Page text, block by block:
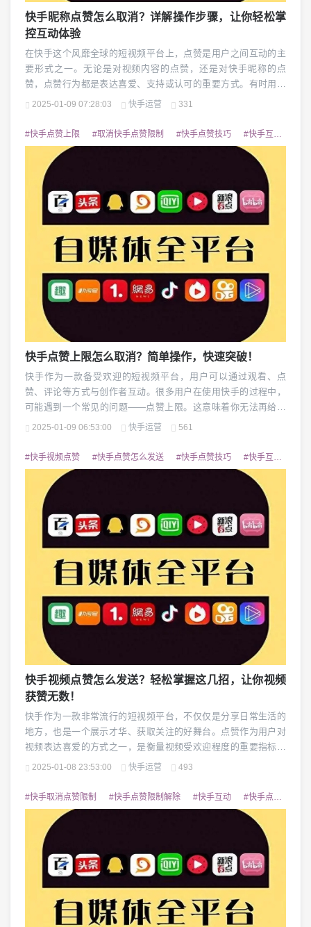
快手昵称点赞怎么取消？详解操作步骤，让你轻松掌
控互动体验
在快手这个风靡全球的短视频平台上，点赞是用户之间互动的主
要形式之一。无论是对视频内容的点赞，还是对快手昵称的点
赞，点赞行为都是表达喜爱、支持或认可的重要方式。有时用户
可能会出于种种原因，希望取消之前的点赞。比如，你不小心点
如何取消对快手昵称的点赞呢？本文将为大家详细介绍相关步骤
和注意事项，帮助你在快手上更好地管理自己的点赞记录。我...
2025-01-09 07:28:03 快手运营 331
#快手点赞上限 #取消快手点赞限制 #快手点赞技巧 #快手互动
快手点赞上限怎么取消？简单操作，快速突破！
快手作为一款备受欢迎的短视频平台，用户可以通过观看、点
赞、评论等方式与创作者互动。很多用户在使用快手的过程中，
可能遇到一个常见的问题——点赞上限。这意味着你无法再给喜
欢的视频点赞，严重影响了用户的体验。特别是对于那些活跃用
到底是怎么回事？能否取消或突破这一限制呢？本文将为大家详
细介绍如何取消或绕过快手点赞上限，教你快速恢复正常的点...
2025-01-09 06:53:00 快手运营 561
#快手视频点赞 #快手点赞怎么发送 #快手点赞技巧 #快手互动
快手视频点赞怎么发送？轻松掌握这几招，让你视频
获赞无数！
快手作为一款非常流行的短视频平台，不仅仅是分享日常生活的
地方，也是一个展示才华、获取关注的好舞台。点赞作为用户对
视频表达喜爱的方式之一，是衡量视频受欢迎程度的重要指标。
你知道快手视频的点赞功能是如何使用的吗？怎样才能让别人给
获赞的小技巧入手，帮你更好地理解和使用快手视频的点赞功
能。一、如何在快手上发送点赞？不论你是刚开始使用快手的...
2025-01-08 23:53:00 快手运营 493
#快手取消点赞限制 #快手点赞限制解除 #快手互动 #快手点赞技巧